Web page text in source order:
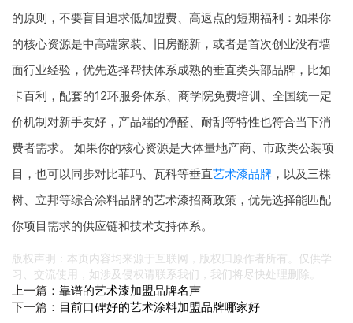
的原则，不要盲目追求低加盟费、高返点的短期福利：如果你
的核心资源是中高端家装、旧房翻新，或者是首次创业没有墙
面行业经验，优先选择帮扶体系成熟的垂直类头部品牌，比如
卡百利，配套的12环服务体系、商学院免费培训、全国统一定
价机制对新手友好，产品端的净醛、耐刮等特性也符合当下消
费者需求。 如果你的核心资源是大体量地产商、市政类公装项
目，也可以同步对比菲玛、瓦科等垂直艺术漆品牌 ，以及三棵
树、立邦等综合涂料品牌的艺术漆招商政策，优先选择能匹配
你项目需求的供应链和技术支持体系。
版权声明：本页内容均来源于互联网，版权归原作者所有。仅供学
习、交流使用，如涉及侵权请联系我们，我们将尽快处理删除。
上一篇： 靠谱的艺术漆加盟品牌名声
下一篇： 目前口碑好的艺术涂料加盟品牌哪家好